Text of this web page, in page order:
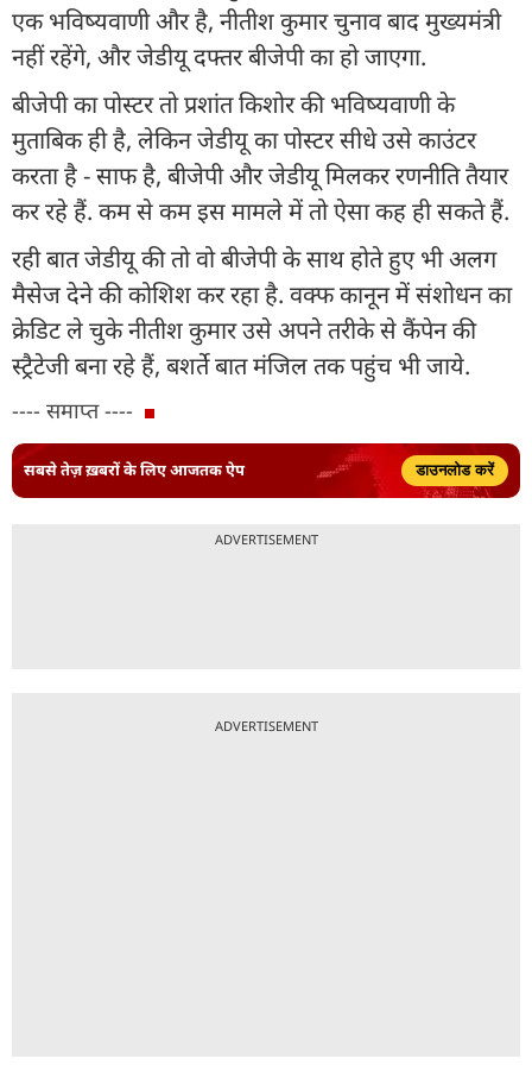
एक भविष्यवाणी और है, नीतीश कुमार चुनाव बाद मुख्यमंत्री
नहीं रहेंगे, और जेडीयू दफ्तर बीजेपी का हो जाएगा.
बीजेपी का पोस्टर तो प्रशांत किशोर की भविष्यवाणी के
मुताबिक ही है, लेकिन जेडीयू का पोस्टर सीधे उसे काउंटर
करता है - साफ है, बीजेपी और जेडीयू मिलकर रणनीति तैयार
कर रहे हैं. कम से कम इस मामले में तो ऐसा कह ही सकते हैं.
रही बात जेडीयू की तो वो बीजेपी के साथ होते हुए भी अलग
मैसेज देने की कोशिश कर रहा है. वक्फ कानून में संशोधन का
क्रेडिट ले चुके नीतीश कुमार उसे अपने तरीके से कैंपेन की
स्ट्रैटेजी बना रहे हैं, बशर्ते बात मंजिल तक पहुंच भी जाये.
---- समाप्त ----
सबसे तेज़ ख़बरों के लिए आजतक ऐप डाउनलोड करें
ADVERTISEMENT
ADVERTISEMENT